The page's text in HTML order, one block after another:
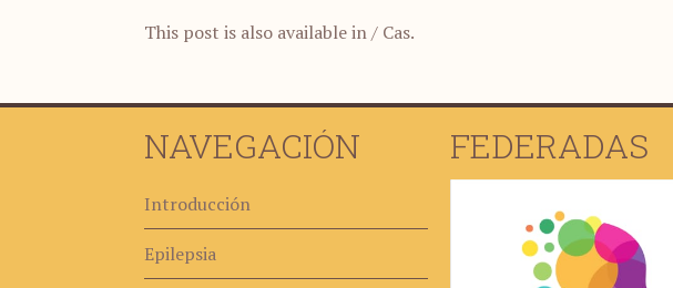
This post is also available in/ Cas.
NAVEGACIÓN
Introducción
Epilepsia
FEDERADAS